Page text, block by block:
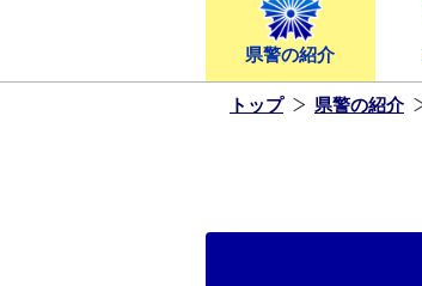
県警の紹介
トップ 県警の紹介